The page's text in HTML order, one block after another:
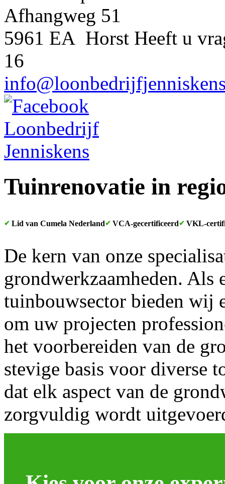
Afhangweg 51
5961 EA Horst Heeft u
16
Tuinrenovatie in
Lid van Cumela Nederland VCA-gecertificeerd VKL-
De kern van onze
grondwerkzaamheden. Als
tuinbouwsector bieden wij
om uw projecten
het voorbereiden van de
stevige basis voor diverse
dat elk aspect van de
zorgvuldig wordt